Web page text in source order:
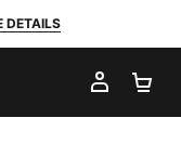
DETAILS
MI